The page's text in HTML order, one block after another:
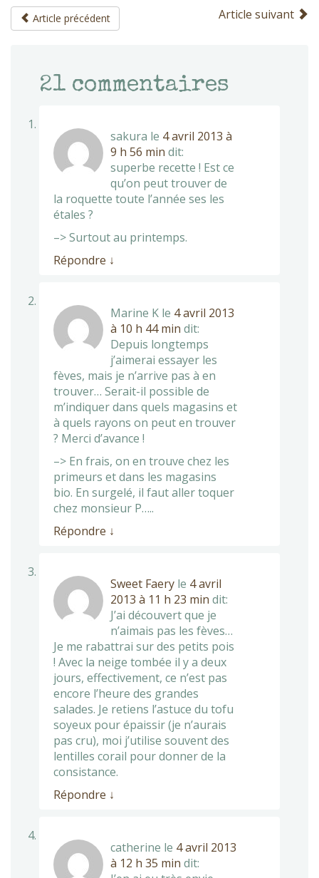
Article précédent Article suivant
21 commentaires
sakura le 4 avril 2013 à
9 h 56 min dit:
superbe recette ! Est ce
qu’on peut trouver de
la roquette toute l’année ses les
étales ?
–> Surtout au printemps.
Répondre ↓
Marine K le 4 avril 2013
à 10 h 44 min dit:
Depuis longtemps
j’aimerai essayer les
fèves, mais je n’arrive pas à en
trouver… Serait-il possible de
m’indiquer dans quels magasins et
à quels rayons on peut en trouver
? Merci d’avance !
–> En frais, on en trouve chez les
primeurs et dans les magasins
bio. En surgelé, il faut aller toquer
chez monsieur P…..
Répondre ↓
Sweet Faery le 4 avril
2013 à 11 h 23 min dit:
J’ai découvert que je
n’aimais pas les fèves…
Je me rabattrai sur des petits pois
! Avec la neige tombée il y a deux
jours, effectivement, ce n’est pas
encore l’heure des grandes
salades. Je retiens l’astuce du tofu
soyeux pour épaissir (je n’aurais
pas cru), moi j’utilise souvent des
lentilles corail pour donner de la
consistance.
Répondre ↓
catherine le 4 avril 2013
à 12 h 35 min dit: